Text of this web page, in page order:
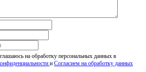
на обработку персональных данных в
и Согласием на обработку данных